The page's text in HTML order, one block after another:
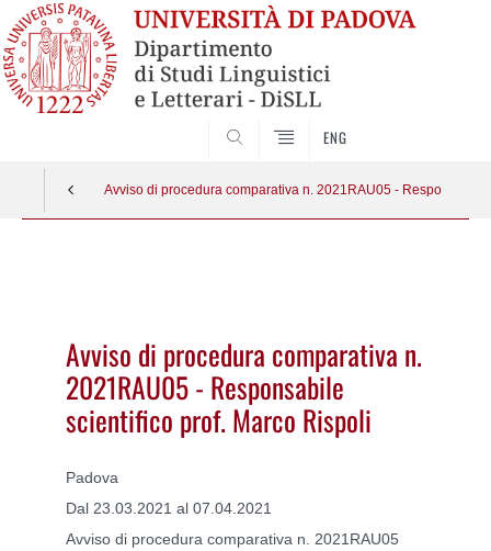
ENG
Avviso di procedura comparativa n. 2021RAU05 - Responsabile
Avviso di procedura comparativa n.
2021RAU05 - Responsabile
scientifico prof. Marco Rispoli
Padova
Dal 23.03.2021 al 07.04.2021
Avviso di procedura comparativa n. 2021RAU05